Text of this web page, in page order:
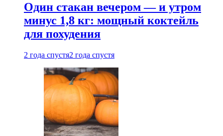
Один стакан вечером — и утром
минус 1,8 кг: мощный коктейль
для похудения
2 года спустя2 года спустя